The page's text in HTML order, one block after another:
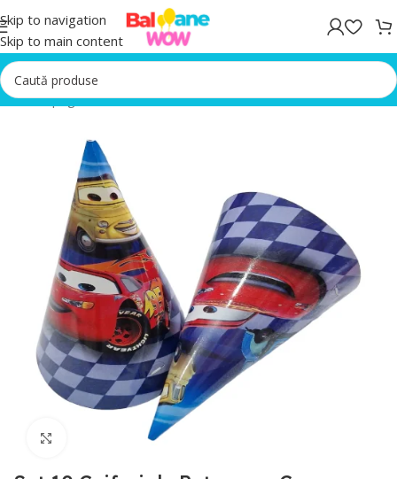
Skip to navigation
Skip to main content
Prima pagină/Accesorii Petrecere
Faceți click pentru a mări